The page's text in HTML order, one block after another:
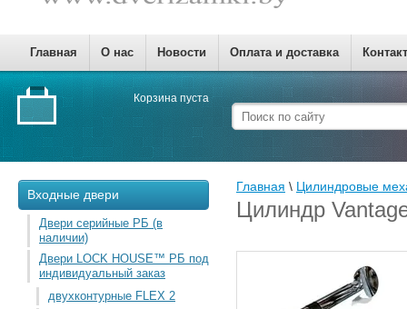
Главная О нас Новости Оплата и доставка
Корзина пуста
Входные двери
Двери серийные РБ (в
наличии)
Двери LOCK HOUSE™ РБ под
индивидуальный заказ
двухконтурные FLEX 2
Главная \ Цилиндровые
Цилиндр